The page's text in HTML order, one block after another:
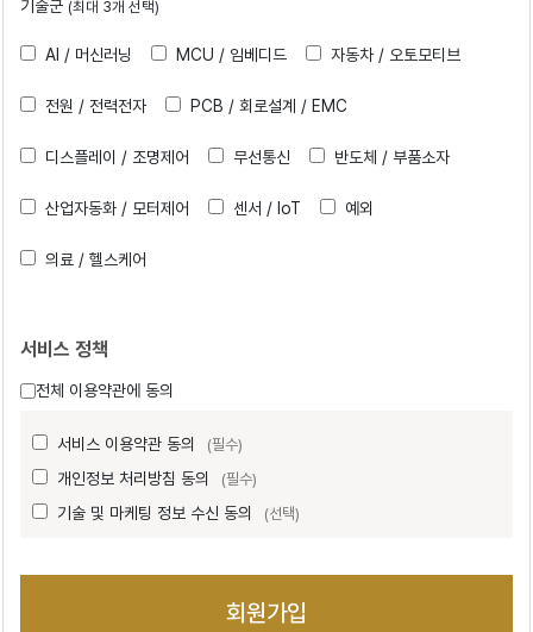
기술군 (최대 3개 선택)
AI / 머신러닝 MCU / 임베디드 자동차 / 오토모티브
전원 / 전력전자 PCB / 회로설계 / EMC
디스플레이 / 조명제어 무선통신 반도체 / 부품소자
산업자동화 / 모터제어 센서 / IoT 예외
의료 / 헬스케어
서비스 정책
전체 이용약관에 동의
서비스 이용약관 동의 (필수)
개인정보 처리방침 동의 (필수)
기술 및 마케팅 정보 수신 동의 (선택)
회원가입